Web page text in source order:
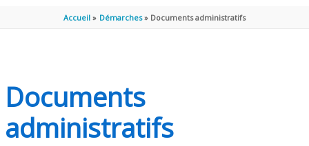
PRINCIPAL
Accueil Démarches Documents administratifs
Documents
administratifs